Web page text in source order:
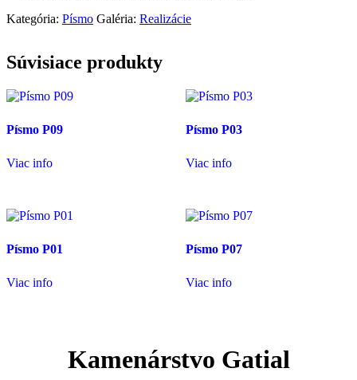
Kategória: Písmo Galéria: Realizácie
Súvisiace produkty
Písmo P09
Viac info
Písmo P03
Viac info
Písmo P01
Viac info
Písmo P07
Viac info
Kamenárstvo Gatial